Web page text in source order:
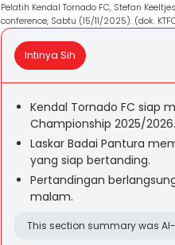
Pelatih Kendal Tornado FC, Stefan
conference, Sabtu (15/11/2025). (dok.
Intinya Sih
Kendal Tornado FC siap
Championship 2025/2026.
Laskar Badai Pantura
yang siap bertanding.
Pertandingan
malam.
This section summary was